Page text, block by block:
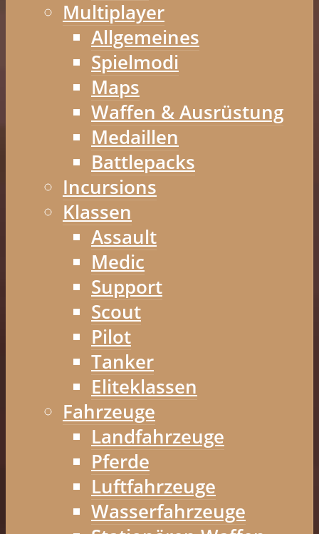
Multiplayer
Allgemeines
Spielmodi
Maps
Waffen & Ausrüstung
Medaillen
Battlepacks
Incursions
Klassen
Assault
Medic
Support
Scout
Pilot
Tanker
Eliteklassen
Fahrzeuge
Landfahrzeuge
Pferde
Luftfahrzeuge
Wasserfahrzeuge